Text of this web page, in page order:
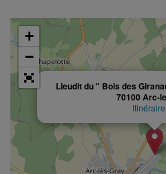
Lieudit du " Bois des
70100 Arc-
+
−